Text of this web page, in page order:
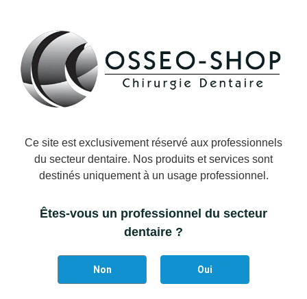
Marque
Strauss & Co
Référence
STRAUSS-H11M
Vous aimerez aussi
Ce site est exclusivement réservé aux professionnels
du secteur dentaire. Nos produits et services sont
destinés uniquement à un usage professionnel.
Êtes-vous un professionnel du secteur
dentaire ?
Non Oui